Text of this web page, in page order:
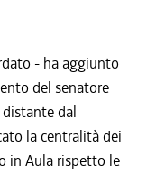
- ha aggiunto
del senatore
dal
la centralità dei
in Aula rispetto le